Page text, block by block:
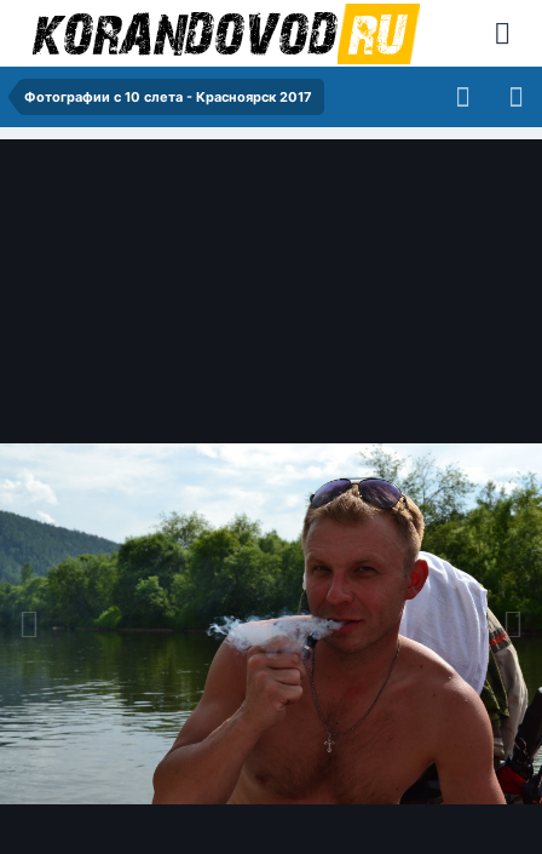
Фотографии с 10 слета - Красноярск 2017